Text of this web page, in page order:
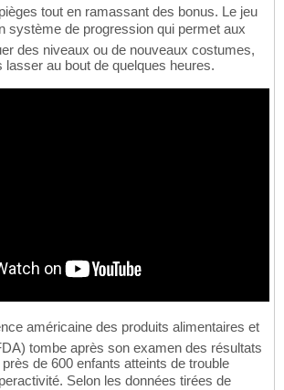
tout en ramassant des bonus. Le jeu
système de progression qui permet aux
des niveaux ou de nouveaux costumes,
lasser au bout de quelques heures.
américaine des produits alimentaires et
tombe après son examen des résultats
de 600 enfants atteints de trouble
Selon les données tirées de